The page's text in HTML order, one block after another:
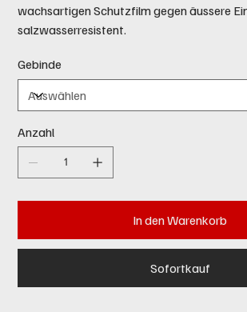
wachsartigen Schutzfilm gegen äussere
salzwasserresistent.
Gebinde
Anzahl
In den Warenkorb
Sofortkauf